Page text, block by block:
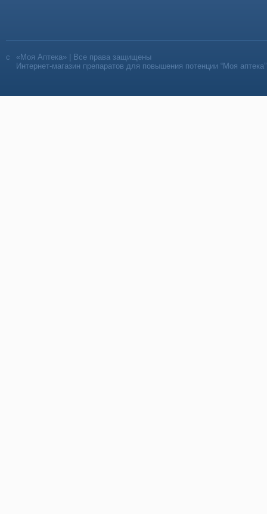
«Моя Аптека» | Все права защищены
Интернет-магазин препаратов для повышения потенции “Моя